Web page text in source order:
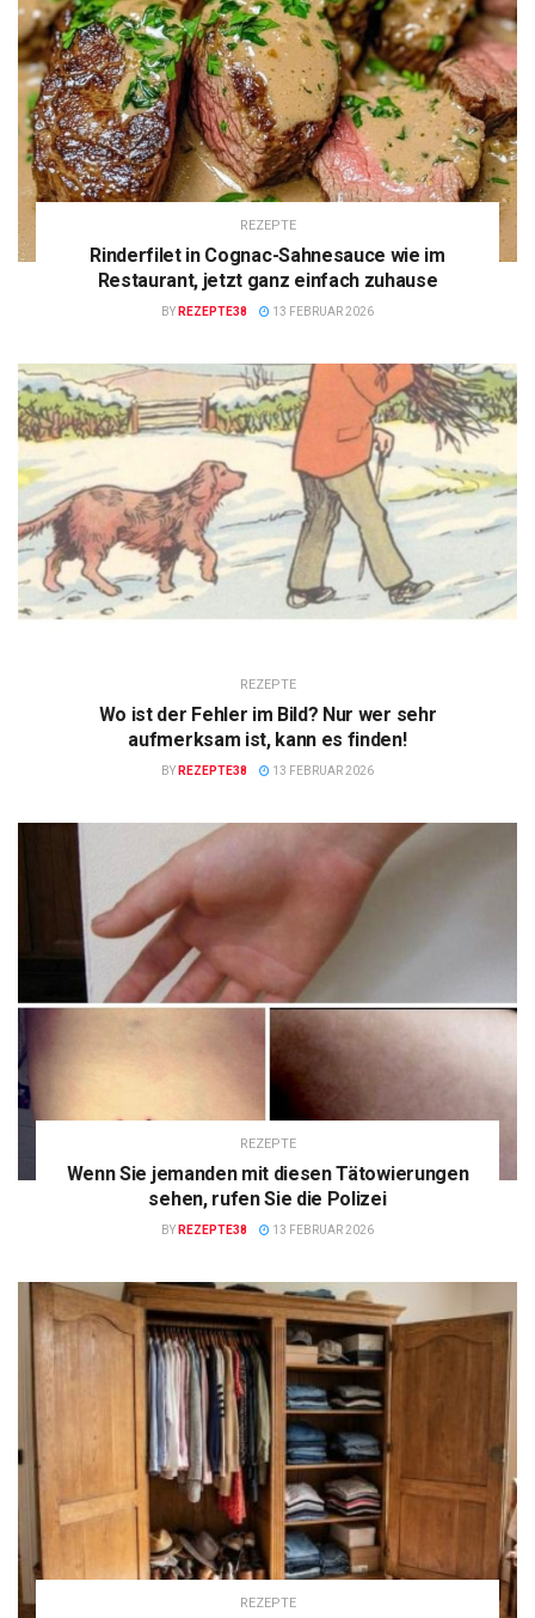
REZEPTE
Rinderfilet in Cognac-Sahnesauce wie im
Restaurant, jetzt ganz einfach zuhause
BY REZEPTE38 13 FEBRUAR 2026
REZEPTE
Wo ist der Fehler im Bild? Nur wer sehr
aufmerksam ist, kann es finden!
BY REZEPTE38 13 FEBRUAR 2026
REZEPTE
Wenn Sie jemanden mit diesen Tätowierungen
sehen, rufen Sie die Polizei
BY REZEPTE38 13 FEBRUAR 2026
REZEPTE